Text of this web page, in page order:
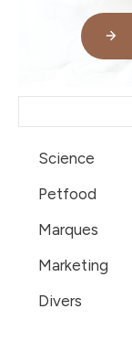
Science
Petfood
Marques
Marketing
Divers